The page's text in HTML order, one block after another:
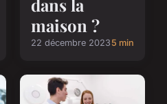
dans la
maison ?
22 décembre 2023 5 min